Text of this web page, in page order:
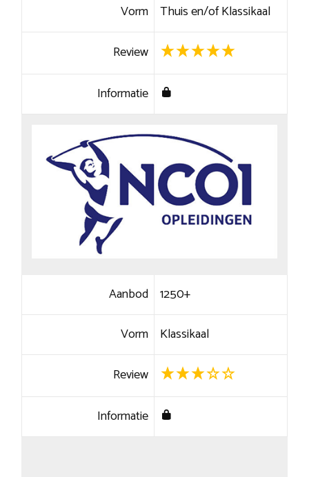
Vorm Thuis en/of Klassikaal
Review
Informatie
Aanbod 1250+
Vorm Klassikaal
Review
Informatie